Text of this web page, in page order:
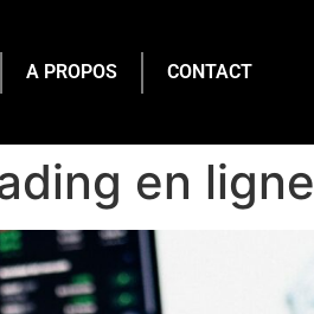
A PROPOS CONTACT
en ligne